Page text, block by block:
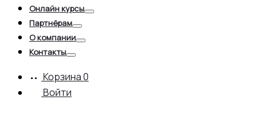
Онлайн курсы
Партнёрам
О компании
Контакты
Корзина0
Войти